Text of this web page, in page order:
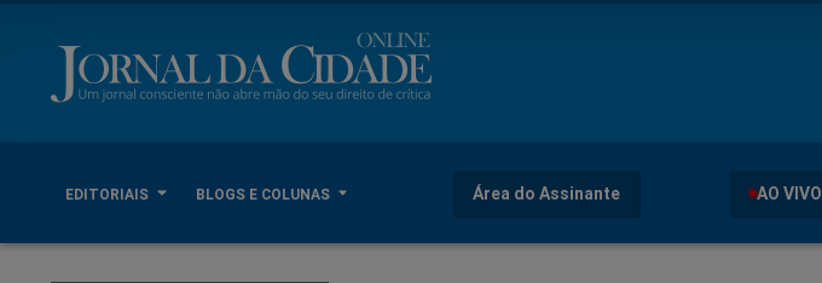
EDITORIAIS BLOGS E COLUNAS Área do Assinante AO VIVO